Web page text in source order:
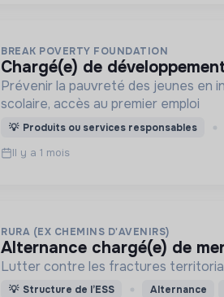
BREAK POVERTY FOUNDATION
chargé(e) de
Prévenir la pauvreté des jeunes en
scolaire, accès au premier emploi
💡 Produits ou services responsables
Il y a 1 mois
RURA (EX CHEMINS D'AVENIRS)
alternance chargé(e) de
Lutter contre les fractures
💡 Structure de l’ESS Alternance